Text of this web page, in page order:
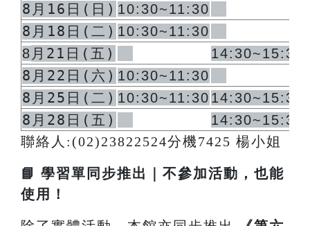
8月16日(日) 10:30~11:30
8月18日(二) 10:30~11:30
8 月21日(五) 14:30~15:30
8月22日(六) 10:30~11:30
8月25日(二) 10:30~11:30 14:30~15:30
8月28日(五)
14:30~15:30
聯絡人:(02)23822524分機7425 楊小姐
📘 學習單同步推出｜不參加活動，也能
使用！